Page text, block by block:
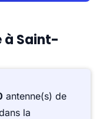
à Saint-
antenne(s) de
la